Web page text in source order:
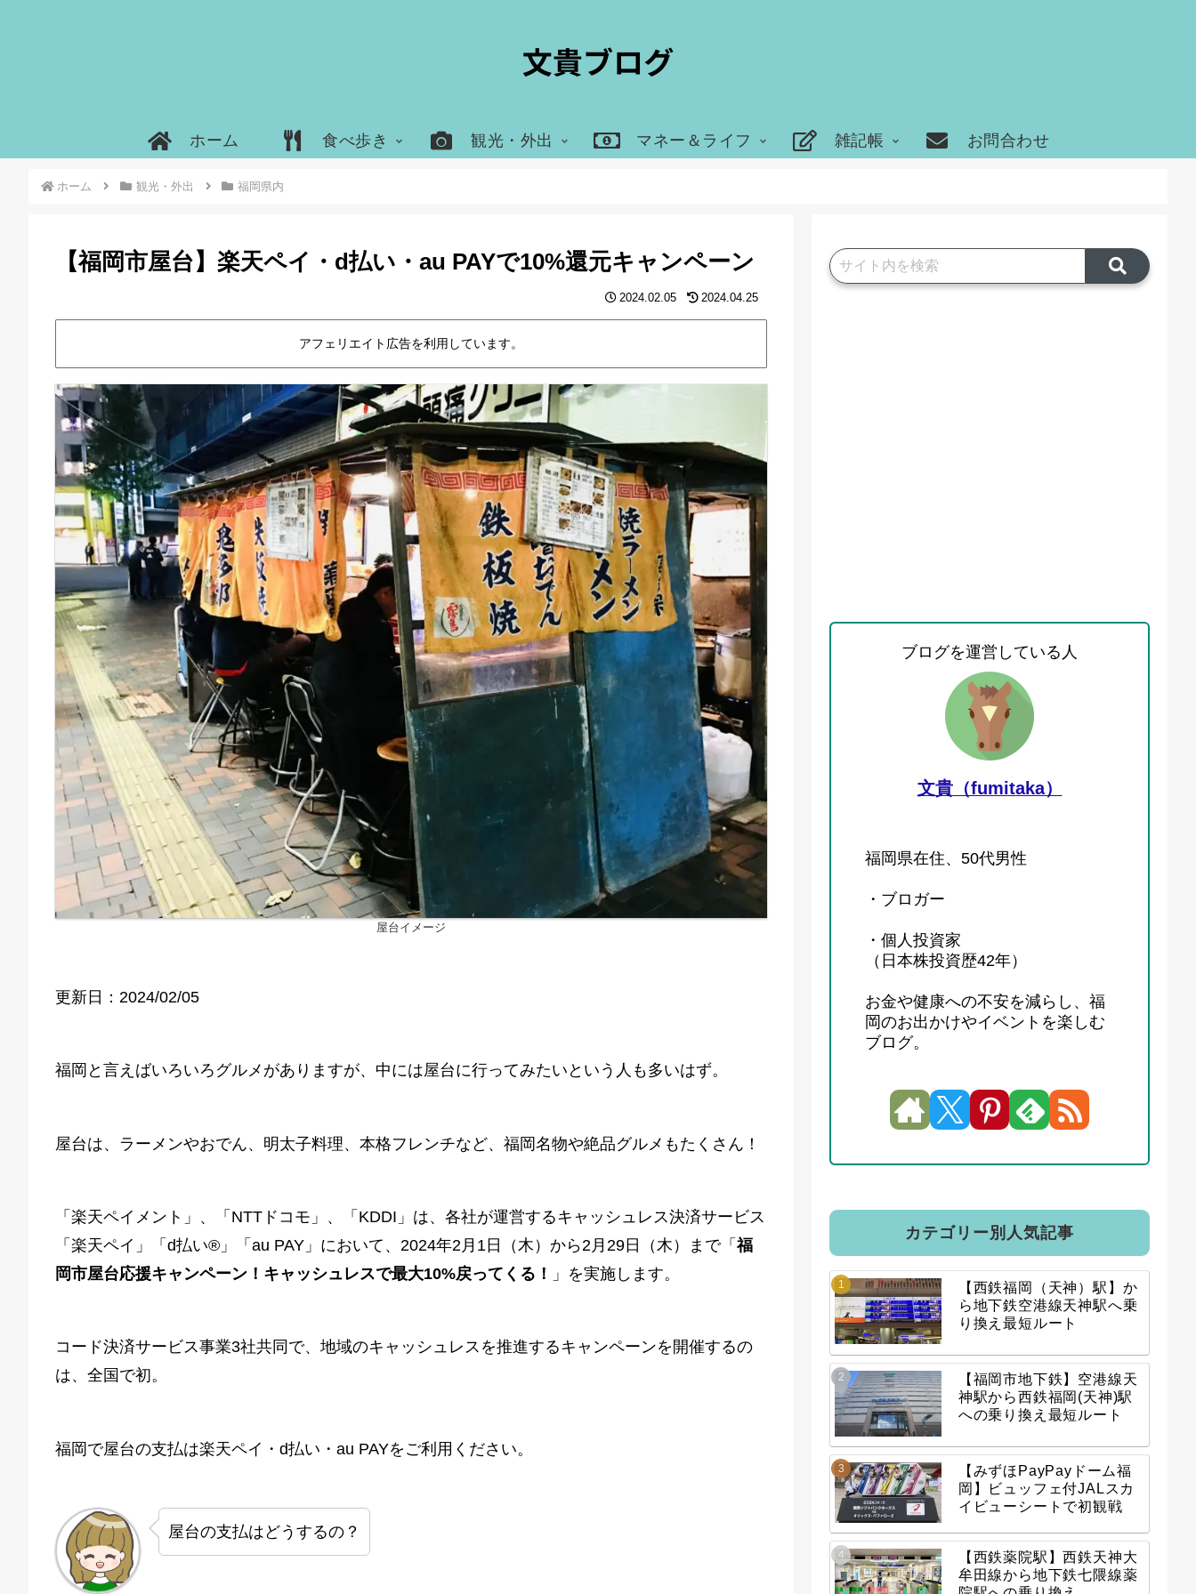
ホーム 食べ歩き 観光・外出 マネー＆ライフ 雑記帳 お問合わせ
ホーム 観光・外出 福岡県内
【福岡市屋台】楽天ペイ・d払い・au PAYで10%還元キャンペーン
2024.02.05 2024.04.25
アフェリエイト広告を利用しています。
屋台イメージ
更新日：2024/02/05
福岡と言えばいろいろグルメがありますが、中には屋台に行ってみたいという人も多いはず。
屋台は、ラーメンやおでん、明太子料理、本格フレンチなど、福岡名物や絶品グルメもたくさん！
「楽天ペイメント」、「NTTドコモ」、「KDDI」は、各社が運営するキャッシュレス決済サービス
「楽天ペイ」「d払い®」「au PAY」において、2024年2月1日（木）から2月29日（木）まで「 福
岡市屋台応援キャンペーン！キャッシュレスで最大10%戻ってくる！
」を実施します。
コード決済サービス事業3社共同で、地域のキャッシュレスを推進するキャンペーンを開催するの
は、全国で初。
福岡で屋台の支払は楽天ペイ・d払い・au PAYをご利用ください。
屋台の支払はどうするの？
ブログを運営している人
文貴（fumitaka）
福岡県在住、50代男性
・ブロガー
・個人投資家
（日本株投資歴42年）
お金や健康への不安を減らし、福
岡のお出かけやイベントを楽しむ
ブログ。
カテゴリー別人気記事
【西鉄福岡（天神）駅】か
ら地下鉄空港線天神駅へ乗
り換え最短ルート
【福岡市地下鉄】空港線天
神駅から西鉄福岡(天神)駅
への乗り換え最短ルート
【みずほPayPayドーム福
岡】ビュッフェ付JALスカ
イビューシートで初観戦
【西鉄薬院駅】西鉄天神大
牟田線から地下鉄七隈線薬